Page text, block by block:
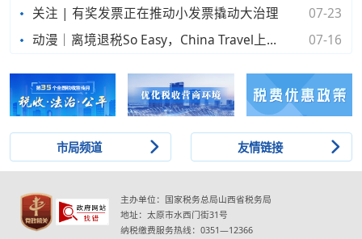
关注 | 有奖发票正在推动小发票撬动大治理
07-23
动漫｜离境退税So Easy，China Travel上大分！
07-16
市局频道 友情链接
主办单位：国家税务总局山西省税务局
地址：太原市水西门街31号
纳税缴费服务热线：0351—12366